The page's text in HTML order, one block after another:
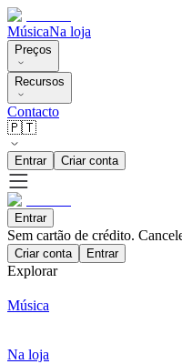
MúsicaNa loja
Preços
Recursos
Contacto
🇵🇹
Entrar Criar conta
Entrar
Sem cartão de crédito.
Criar conta Entrar
Explorar
Música
Na loja